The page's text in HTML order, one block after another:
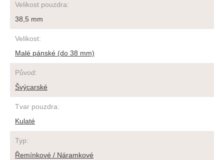
Velikost pouzdra:
38,5 mm
Velikost:
Malé pánské (do 38 mm)
Původ:
Švýcarské
Tvar pouzdra:
Kulaté
Typ:
Řemínkové / Náramkové